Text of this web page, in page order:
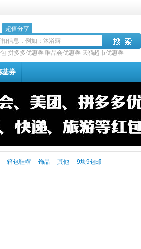
超值分享
拼多多优惠券 唯品会优惠券 天猫超市优惠券
基券
箱包鞋帽 饰品 其他 9块9包邮